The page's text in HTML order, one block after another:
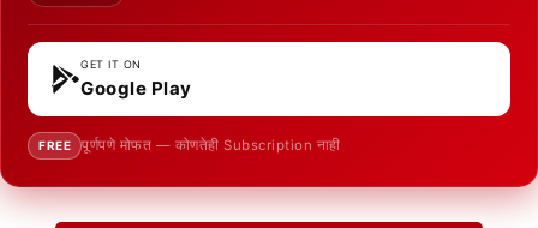
GET IT ON
Google Play
FREE पूर्णपणे मोफत — कोणतेही Subscription नाही